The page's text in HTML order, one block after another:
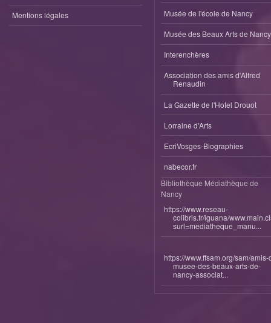
Mentions légales Musée de l'école de Nancy
Musée des Beaux Arts de Nancy
Interenchères
Association des amis d'Alfred
Renaudin
La Gazette de l'Hotel Drouot
Lorraine d'Arts
EcriVosges-Biographies
nabecor.fr
Bibliothèque Médiathèque de
Nancy
https://www.reseau-
colibris.fr/iguana/
surl=mediatheque_manu...
https://www.ffsam.org/sam/amis-
musee-des-beaux-arts-de-
nancy-associat...